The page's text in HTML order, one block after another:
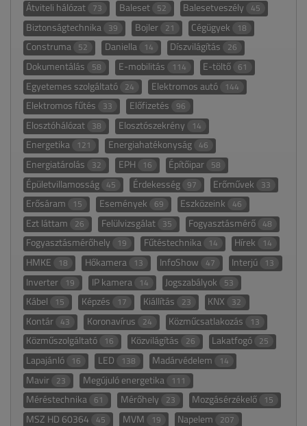
Átviteli hálózat 73 Baleset 52 Balesetveszély 45
Biztonságtechnika 39 Bojler 21 Cégügyek 18
Construma 52 Daniella 14 Díszvilágítás 26
Dokumentálás 58 E-mobilitás 114 E-töltő 61
Egyetemes szolgáltató 24 Elektromos autó 144
Elektromos fűtés 33 Előfizetés 96
Elosztóhálózat 38 Elosztószekrény 14
Energetika 121 Energiahatékonyság 46
Energiatárolás 32 EPH 16 Építőipar 58
Épületvillamosság 45 Érdekesség 97 Erőművek 33
Erősáram 15 Események 69 Eszközeink 46
Ezt láttam 26 Felülvizsgálat 35 Fogyasztásmérő 48
Fogyasztásmérőhely 19 Fűtéstechnika 14 Hírek 14
HMKE 18 Hőkamera 13 InfoShow 47 Interjú 13
Inverter 19 IP kamera 14 Jogszabályok 53
Kábel 15 Képzés 17 Kiállítás 23 KNX 32
Kontár 43 Koronavírus 24 Közműcsatlakozás 13
Közműszolgáltató 16 Közvilágítás 26 Lakatfogó 25
Lapajánló 16 LED 138 Madárvédelem 14
Mavir 23 Megújuló energetika 111
Méréstechnika 61 Mérőhely 23 Mozgásérzékelő 15
MSZ HD 60364 45 MVM 19 Napelem 207